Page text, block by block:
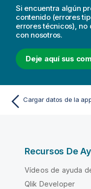
Si encuentra algún
contenido (errores
errores técnicos), no
con nosotros.
Deje aquí sus
Cargar datos de la
Recursos De
Vídeos de ayuda
Qlik Developer